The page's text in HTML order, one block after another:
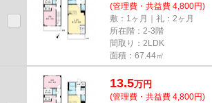
(管理費・共益費 4,800円)
敷：1ヶ月｜礼：2ヶ月
所在階：2-3階
間取り：2LDK
面積：67.44㎡
13.5万円
(管理費・共益費 4,800円)